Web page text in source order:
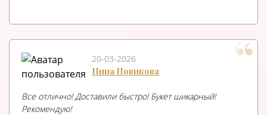
20-03-2026
Нина Новикова
Все отлично! Доставили быстро! Букет шикарный!
Рекомендую!